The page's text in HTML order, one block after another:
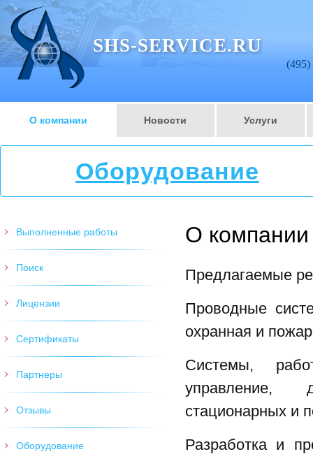
SHS-SERVICE.RU
(495)
О компании Новости Услуги
Оборудование
Выполненные работы
Поиск
Лицензии
Сертификаты
Партнеры
Отзывы
Оборудование
О компании
Предлагаемые
Проводные
охранная и
Системы,
управление,
стационарных и
Разработка и